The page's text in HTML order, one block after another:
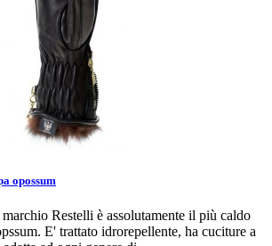
opossum
Restelli è assolutamente il più caldo
E' trattato idrorepellente, ha cuciture a